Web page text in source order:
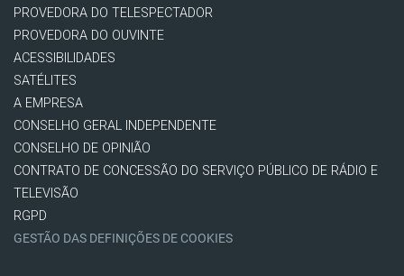
PROVEDORA DO TELESPECTADOR
PROVEDORA DO OUVINTE
ACESSIBILIDADES
SATÉLITES
A EMPRESA
CONSELHO GERAL INDEPENDENTE
CONSELHO DE OPINIÃO
CONTRATO DE CONCESSÃO DO SERVIÇO PÚBLICO DE RÁDIO E
TELEVISÃO
RGPD
GESTÃO DAS DEFINIÇÕES DE COOKIES